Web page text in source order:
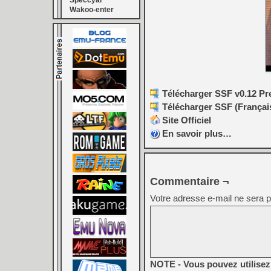
Wakoo-enter
Télécharger SSF v0.12
Télécharger SSF
Site Officiel
En savoir plus…
Commentaire ¬
Votre adresse e-mail ne sera
NOTE - Vous pouvez